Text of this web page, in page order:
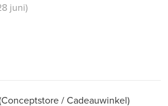
juni)
/ Cadeauwinkel)